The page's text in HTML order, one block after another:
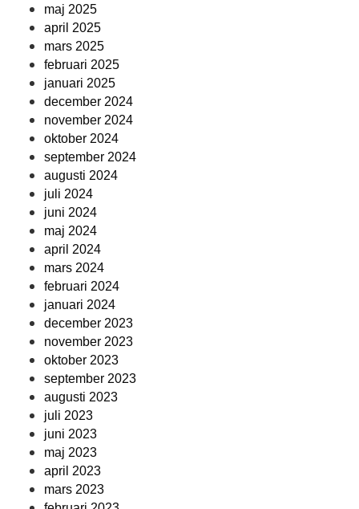
maj 2025
april 2025
mars 2025
februari 2025
januari 2025
december 2024
november 2024
oktober 2024
september 2024
augusti 2024
juli 2024
juni 2024
maj 2024
april 2024
mars 2024
februari 2024
januari 2024
december 2023
november 2023
oktober 2023
september 2023
augusti 2023
juli 2023
juni 2023
maj 2023
april 2023
mars 2023